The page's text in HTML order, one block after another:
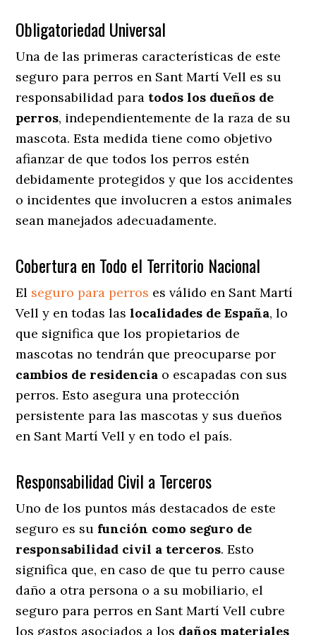
Obligatoriedad Universal
Una de las primeras características de este
seguro para perros en Sant Martí Vell es su
responsabilidad para todos los dueños de
perros, independientemente de la raza de su
mascota. Esta medida tiene como objetivo
afianzar de que todos los perros estén
debidamente protegidos y que los accidentes
o incidentes que involucren a estos animales
sean manejados adecuadamente.
Cobertura en Todo el Territorio Nacional
El seguro para perros es válido en Sant Martí
Vell y en todas laslocalidades de España, lo
que significa que los propietarios de
mascotas no tendrán que preocuparse por
cambios de residencia o escapadas con sus
perros. Esto asegura una protección
persistente para las mascotas y sus dueños
en Sant Martí Vell y en todo el país.
Responsabilidad Civil a Terceros
Uno de los puntos más destacados de este
seguro es su función como seguro de
responsabilidad civil a terceros. Esto
significa que, en caso de que tu perro cause
daño a otra persona o a su mobiliario, el
seguro para perros en Sant Martí Vell cubre
los gastos asociados a los daños materiales